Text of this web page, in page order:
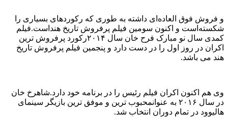
و فروش فوق العاده‌ای داشته به طوری که رکوردهای بسیاری را
شکسته‌است و اکنون سومین فیلم پرفروش تاریخ هنداست.فیلم
کمدی سال نو مبارک فرح خان سال ۲۰۱۴رکورد پرفروش ترین
اکران در روز اول را در دست دارد و پنجمین فیلم پرفروش تاریخ
هند می باشد.
وی هم اکنون اکران فیلم رئیس را در برنامه خود دارد.شاهرخ خان
در سال ۲۰۱۶ به عنوانمحبوب ترین و موفق ترین بازیگر سینمای
هالیوود در تمام دوران انتخاب شد.